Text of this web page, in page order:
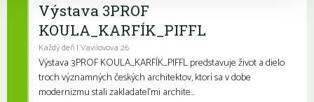
Výstava 3PROF
KOULA_KARFÍK_PIFFL
Každý deň | Vavilovova 26
Výstava 3PROF KOULA_KARFÍK_PIFFL predstavuje život a dielo
troch významných českých architektov, ktorí sa v dobe
modernizmu stali zakladateľmi archite...